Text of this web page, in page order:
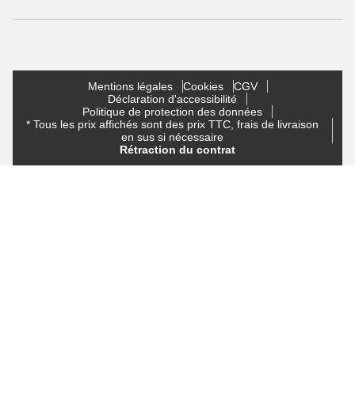
Mentions légales Cookies
CGV
Déclaration d'accessibilité
Politique de protection des données
* Tous les prix affichés sont des prix TTC, frais de livraison
en sus si nécessaire
Rétraction du contrat